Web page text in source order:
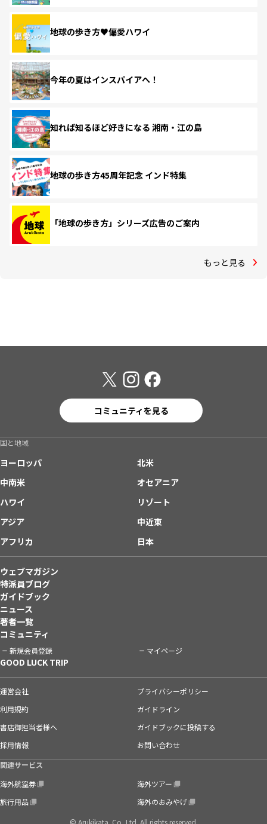
地球の歩き方♥偏愛ハワイ
今年の夏はインスパイアへ！
知れば知るほど好きになる 湘南・江の島
地球の歩き方45周年記念 インド特集
「地球の歩き方」シリーズ広告のご案内
もっと見る
コミュニティを見る
国と地域
ヨーロッパ
北米
中南米
オセアニア
ハワイ
リゾート
アジア
中近東
アフリカ
日本
ウェブマガジン
特派員ブログ
ガイドブック
ニュース
著者一覧
コミュニティ
新規会員登録 マイページ
GOOD LUCK TRIP
運営会社
プライバシーポリシー
利用規約
ガイドライン
書店御担当者様へ
ガイドブックに投稿する
採用情報
お問い合わせ
関連サービス
海外航空券
海外ツアー
旅行用品
海外のおみやげ
© Arukikata. Co.,Ltd. All rights reserved.